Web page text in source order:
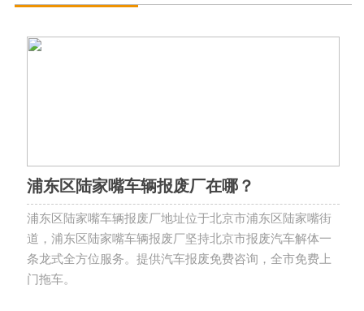
浦东区陆家嘴车辆报废厂在哪？
浦东区陆家嘴车辆报废厂地址位于北京市浦东区陆家嘴街
道，浦东区陆家嘴车辆报废厂坚持北京市报废汽车解体一
条龙式全方位服务。提供汽车报废免费咨询，全市免费上
门拖车。